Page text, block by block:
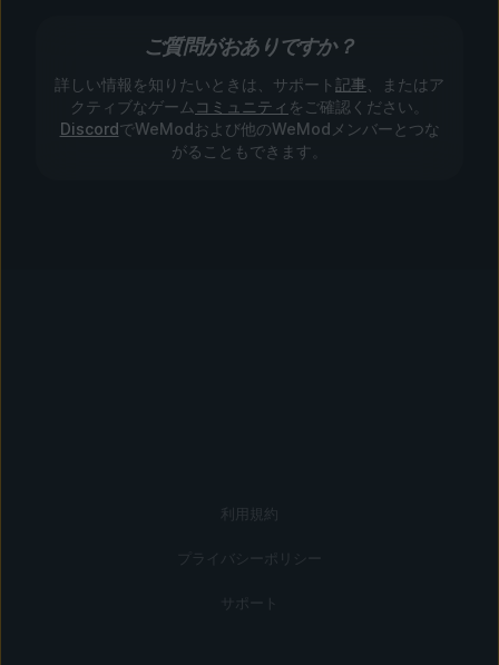
ご質問がおありですか？
詳しい情報を知りたいときは、サポート 記事 、またはア
クティブなゲーム コミュニティ をご確認ください。
DiscordでWeModおよび他のWeModメンバーとつな
がることもできます。
利用規約
プライバシーポリシー
サポート